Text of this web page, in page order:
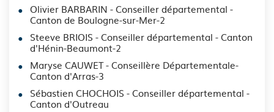
Olivier BARBARIN - Conseiller départemental -
Canton de Boulogne-sur-Mer-2
Steeve BRIOIS - Conseiller départemental - Canton
d'Hénin-Beaumont-2
Maryse CAUWET - Conseillère Départementale-
Canton d'Arras-3
Sébastien CHOCHOIS - Conseiller départemental -
Canton d'Outreau